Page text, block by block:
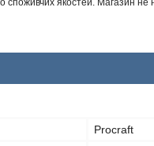
якостей. Магазин не
Procraft